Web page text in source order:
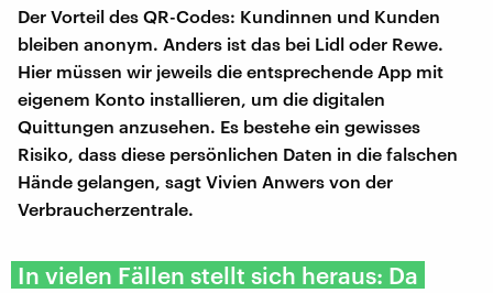
Der Vorteil des QR-Codes: Kundinnen und Kunden
bleiben anonym. Anders ist das bei Lidl oder Rewe.
Hier müssen wir jeweils die entsprechende App mit
eigenem Konto installieren, um die digitalen
Quittungen anzusehen. Es bestehe ein gewisses
Risiko, dass diese persönlichen Daten in die falschen
Hände gelangen, sagt Vivien Anwers von der
Verbraucherzentrale.
In vielen Fällen stellt sich heraus: Da